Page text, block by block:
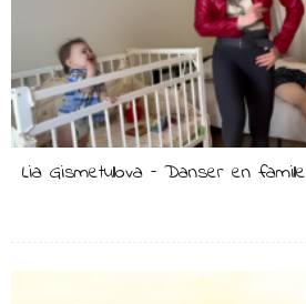
Lia Gismetullova – Danser en famille